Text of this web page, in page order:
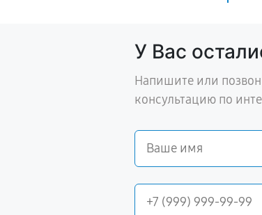
У Вас
Напишите или
консультацию по